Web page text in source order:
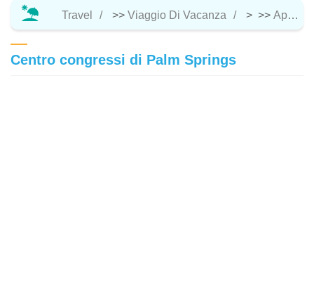
Travel >> Viaggio Di Vacanza > >> Appunti Di Viaggio
Centro congressi di Palm Springs